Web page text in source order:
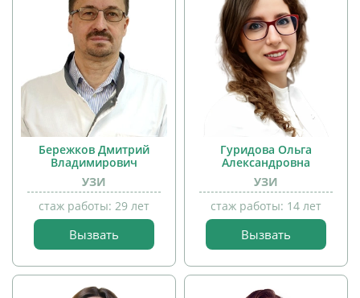
прием
детей
Бережков Дмитрий
Владимирович
УЗИ
стаж работы: 29 лет
Вызвать
прием
детей
Гуридова Ольга
Александровна
УЗИ
стаж работы: 14 лет
Вызвать